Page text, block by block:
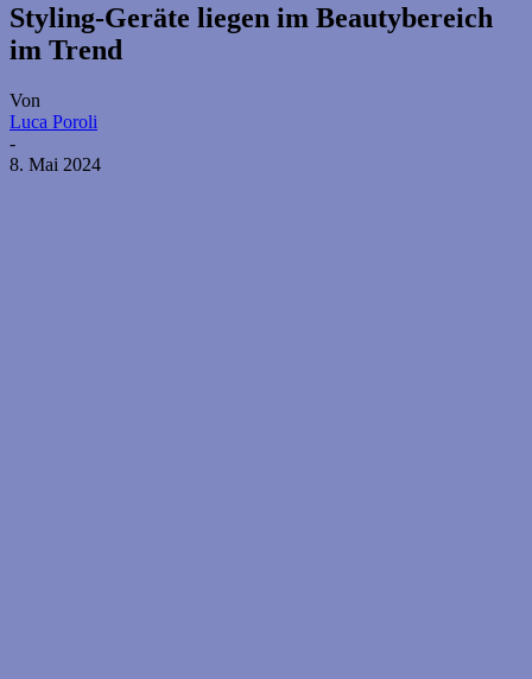
Styling-Geräte liegen im Beautybereich
im Trend
Von
Luca Poroli
-
8. Mai 2024